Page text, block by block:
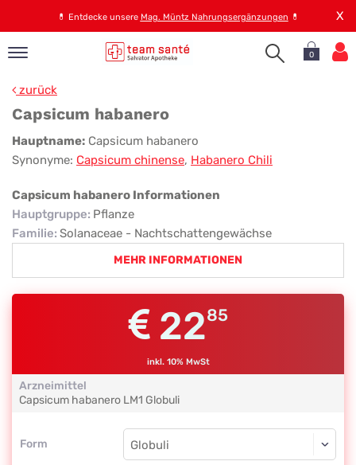
💊 Entdecke unsere Mag. Müntz Nahrungsergänzungen 💊 X
0
zurück
Capsicum habanero
Capsicum
habanero
Hauptname: Capsicum habanero
Synonyme: Capsicum chinense, Habanero Chili
Capsicum habanero Informationen
Hauptgruppe: Pflanze
Familie: Solanaceae - Nachtschattengewächse
MEHR INFORMATIONEN
2285
inkl. 10% MwSt
Arzneimittel
Capsicum habanero LM1 Globuli
Form
Form